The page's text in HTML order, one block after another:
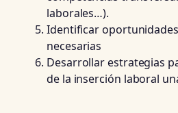
laborales…).
Identificar
necesarias
Desarrollar estrategias
de la inserción laboral